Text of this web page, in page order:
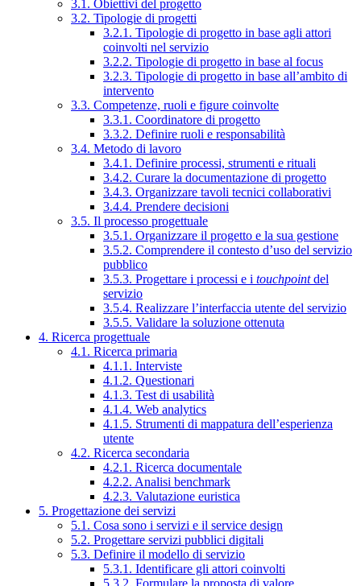
3.1. Obiettivi del progetto
3.2. Tipologie di progetti
3.2.1. Tipologie di progetto in base agli attori
coinvolti nel servizio
3.2.2. Tipologie di progetto in base al focus
3.2.3. Tipologie di progetto in base all’ambito di
intervento
3.3. Competenze, ruoli e figure coinvolte
3.3.1. Coordinatore di progetto
3.3.2. Definire ruoli e responsabilità
3.4. Metodo di lavoro
3.4.1. Definire processi, strumenti e rituali
3.4.2. Curare la documentazione di progetto
3.4.3. Organizzare tavoli tecnici collaborativi
3.4.4. Prendere decisioni
3.5. Il processo progettuale
3.5.1. Organizzare il progetto e la sua gestione
3.5.2. Comprendere il contesto d’uso del servizio
pubblico
3.5.3. Progettare i processi e i touchpointdel
servizio
3.5.4. Realizzare l’interfaccia utente del servizio
3.5.5. Validare la soluzione ottenuta
4. Ricerca progettuale
4.1. Ricerca primaria
4.1.1. Interviste
4.1.2. Questionari
4.1.3. Test di usabilità
4.1.4. Web analytics
4.1.5. Strumenti di mappatura dell’esperienza
utente
4.2. Ricerca secondaria
4.2.1. Ricerca documentale
4.2.2. Analisi benchmark
4.2.3. Valutazione euristica
5. Progettazione dei servizi
5.1. Cosa sono i servizi e il service design
5.2. Progettare servizi pubblici digitali
5.3. Definire il modello di servizio
5.3.1. Identificare gli attori coinvolti
5.3.2. Formulare la proposta di valore